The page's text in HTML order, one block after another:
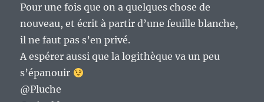
Pour une fois que on a quelques chose de
nouveau, et écrit à partir d’une feuille blanche,
il ne faut pas s’en privé.
A espérer aussi que la logithèque va un peu
s’épanouir
@Pluche